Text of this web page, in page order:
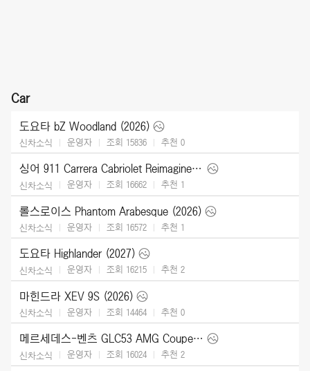
Car
도요타 bZ Woodland (2026)
신차소식 운영자 조회 15836 추천 0
싱어 911 Carrera Cabriolet Reimagined Type 964 (2026)
신차소식 운영자 조회 16662 추천 1
롤스로이스 Phantom Arabesque (2026)
신차소식 운영자 조회 16572 추천 1
도요타 Highlander (2027)
신차소식 운영자 조회 16215 추천 2
마힌드라 XEV 9S (2026)
신차소식 운영자 조회 14464 추천 0
메르세데스-벤츠 GLC53 AMG Coupe (2027)
신차소식 운영자 조회 16024 추천 2